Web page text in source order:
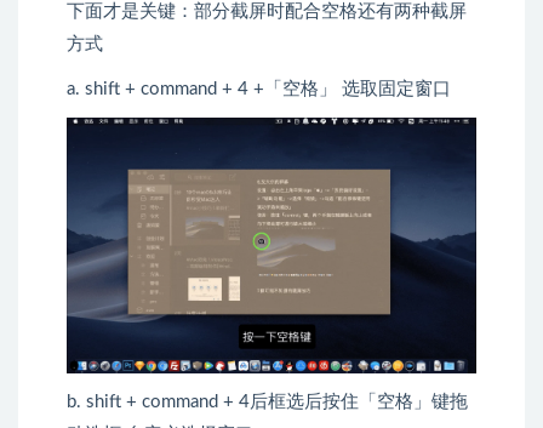
下面才是关键：部分截屏时配合空格还有两种截屏
方式
a. shift + command + 4 +「空格」 选取固定窗口
b. shift + command + 4后框选后按住「空格」键拖